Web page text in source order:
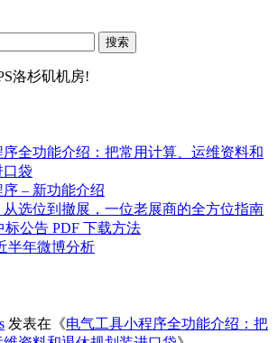
洛杉矶机房!
全功能介绍：把常用计算、运维资料和
口袋
– 新功能介绍
从选位到撤展，一位老展商的全方位指南
标公告 PDF 下载方法
半年微博分析
发表在《电气工具小程序全功能介绍：把